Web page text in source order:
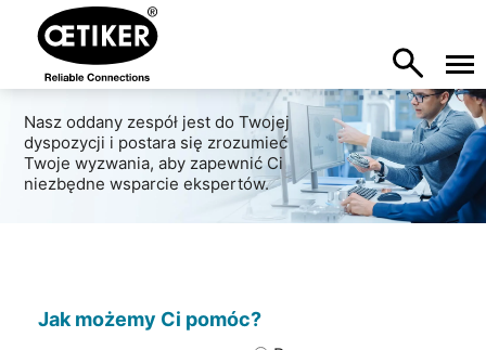
Nasz oddany zespół jest do Twojej
dyspozycji i postara się zrozumieć
Twoje wyzwania, aby zapewnić Ci
niezbędne wsparcie ekspertów.
Jak możemy Ci pomóc?